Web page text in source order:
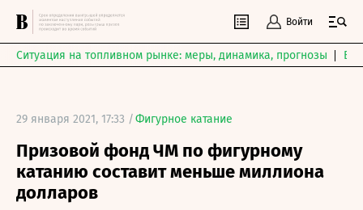
Войти
Ситуация на топливном рынке: меры, динамика, прогнозы
29 января 2021, 17:33 /Фигурное катание
Призовой фонд ЧМ по фигурному
катанию составит меньше миллиона
долларов